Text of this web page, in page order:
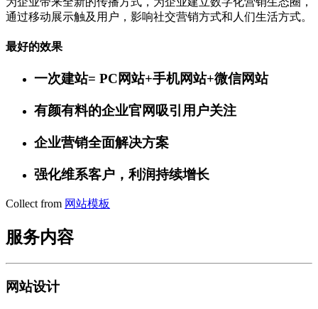
通过移动展示触及用户，影响社交营销方式和人们生活方式。
最好的效果
一次建站= PC网站+手机网站+微信网站
有颜有料的企业官网吸引用户关注
企业营销全面解决方案
强化维系客户，利润持续增长
Collect from 网站模板
服务内容
网站设计